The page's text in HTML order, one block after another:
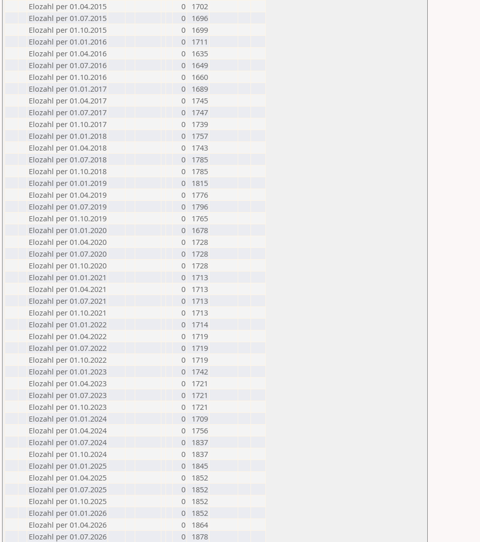
Elozahl per 01.04.2015
0
1702
Elozahl per 01.07.2015
0
1696
Elozahl per 01.10.2015
0
1699
Elozahl per 01.01.2016
0
1711
Elozahl per 01.04.2016
0
1635
Elozahl per 01.07.2016
0
1649
Elozahl per 01.10.2016
0
1660
Elozahl per 01.01.2017
0
1689
Elozahl per 01.04.2017
0
1745
Elozahl per 01.07.2017
0
1747
Elozahl per 01.10.2017
0
1739
Elozahl per 01.01.2018
0
1757
Elozahl per 01.04.2018
0
1743
Elozahl per 01.07.2018
0
1785
Elozahl per 01.10.2018
0
1785
Elozahl per 01.01.2019
0
1815
Elozahl per 01.04.2019
0
1776
Elozahl per 01.07.2019
0
1796
Elozahl per 01.10.2019
0
1765
Elozahl per 01.01.2020
0
1678
Elozahl per 01.04.2020
0
1728
Elozahl per 01.07.2020
0
1728
Elozahl per 01.10.2020
0
1728
Elozahl per 01.01.2021
0
1713
Elozahl per 01.04.2021
0
1713
Elozahl per 01.07.2021
0
1713
Elozahl per 01.10.2021
0
1713
Elozahl per 01.01.2022
0
1714
Elozahl per 01.04.2022
0
1719
Elozahl per 01.07.2022
0
1719
Elozahl per 01.10.2022
0
1719
Elozahl per 01.01.2023
0
1742
Elozahl per 01.04.2023
0
1721
Elozahl per 01.07.2023
0
1721
Elozahl per 01.10.2023
0
1721
Elozahl per 01.01.2024
0
1709
Elozahl per 01.04.2024
0
1756
Elozahl per 01.07.2024
0
1837
Elozahl per 01.10.2024
0
1837
Elozahl per 01.01.2025
0
1845
Elozahl per 01.04.2025
0
1852
Elozahl per 01.07.2025
0
1852
Elozahl per 01.10.2025
0
1852
Elozahl per 01.01.2026
0
1852
Elozahl per 01.04.2026
0
1864
Elozahl per 01.07.2026
0 1878